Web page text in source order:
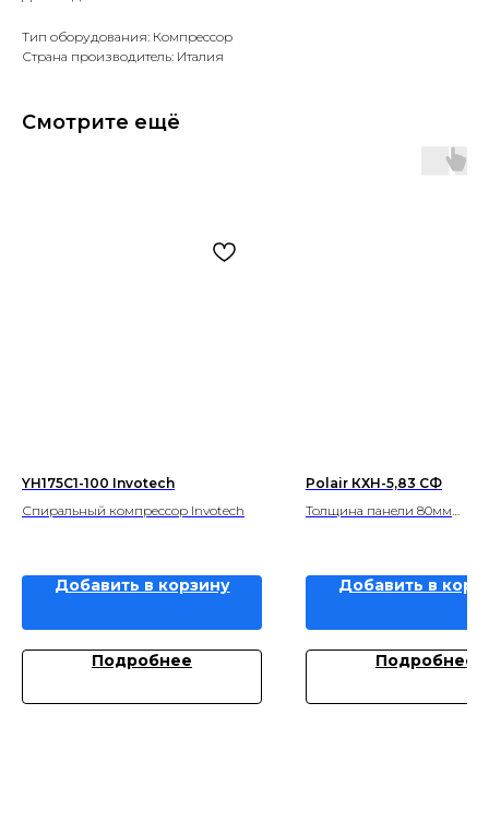
Тип оборудования: Компрессор
Страна производитель: Италия
Смотрите ещё
YH175C1-100 Invotech
Спиральный компрессор Invotech
Добавить в корзину
Подробнее
Polair КХН-5,83 СФ
Толщина панели 80мм
Добавить в
Подробнее